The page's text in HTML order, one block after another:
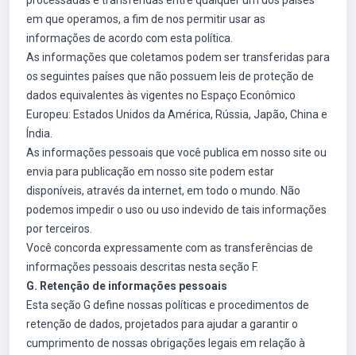
em que operamos, a fim de nos permitir usar as
informações de acordo com esta política.
As informações que coletamos podem ser transferidas para
os seguintes países que não possuem leis de proteção de
dados equivalentes às vigentes no Espaço Econômico
Europeu: Estados Unidos da América, Rússia, Japão, China e
Índia.
As informações pessoais que você publica em nosso site ou
envia para publicação em nosso site podem estar
disponíveis, através da internet, em todo o mundo. Não
podemos impedir o uso ou uso indevido de tais informações
por terceiros.
Você concorda expressamente com as transferências de
informações pessoais descritas nesta seção F.
G. Retenção de informações pessoais
Esta seção G define nossas políticas e procedimentos de
retenção de dados, projetados para ajudar a garantir o
cumprimento de nossas obrigações legais em relação à